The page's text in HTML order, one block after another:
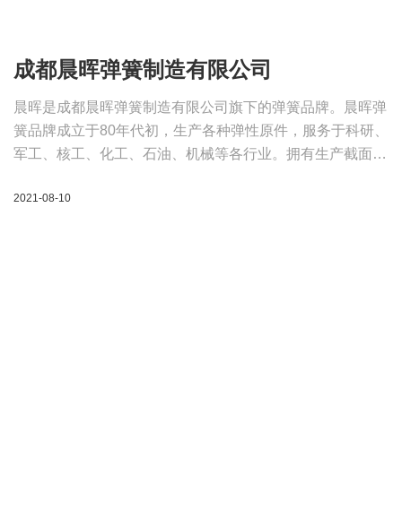
成都晨晖弹簧制造有限公司
晨晖是成都晨晖弹簧制造有限公司旗下的弹簧品牌。晨晖弹
簧品牌成立于80年代初，生产各种弹性原件，服务于科研、
军工、核工、化工、石油、机械等各行业。拥有生产截面为
体系认证、IATF16949管理体系认证，用户的需求就是我们
2021-08-10